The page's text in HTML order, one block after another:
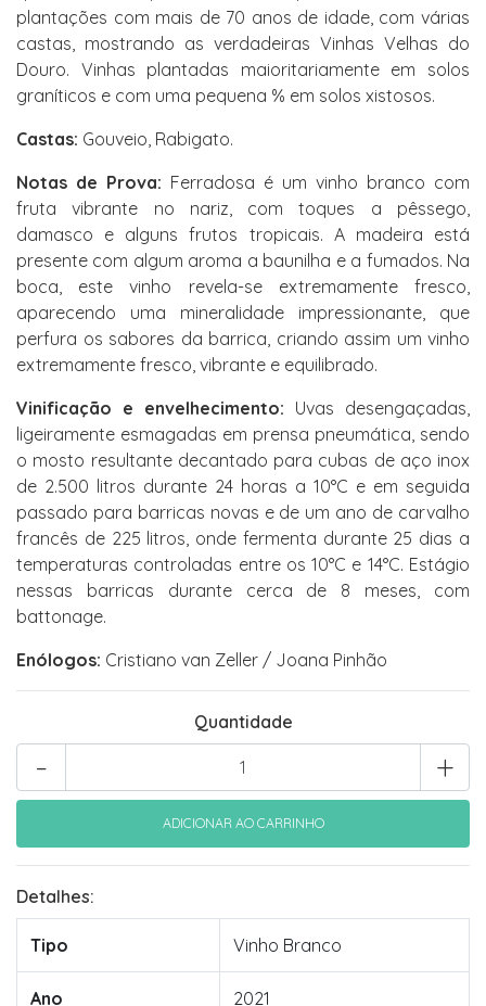
plantações com mais de 70 anos de idade, com várias
castas, mostrando as verdadeiras Vinhas Velhas do
Douro. Vinhas plantadas maioritariamente em solos
graníticos e com uma pequena % em solos xistosos.
Castas: Gouveio, Rabigato.
Notas de Prova: Ferradosa é um vinho branco com
fruta vibrante no nariz, com toques a pêssego,
damasco e alguns frutos tropicais. A madeira está
presente com algum aroma a baunilha e a fumados. Na
boca, este vinho revela-se extremamente fresco,
aparecendo uma mineralidade impressionante, que
perfura os sabores da barrica, criando assim um vinho
extremamente fresco, vibrante e equilibrado.
Vinificação e envelhecimento: Uvas desengaçadas,
ligeiramente esmagadas em prensa pneumática, sendo
o mosto resultante decantado para cubas de aço inox
de 2.500 litros durante 24 horas a 10°C e em seguida
passado para barricas novas e de um ano de carvalho
francês de 225 litros, onde fermenta durante 25 dias a
temperaturas controladas entre os 10°C e 14°C. Estágio
nessas barricas durante cerca de 8 meses, com
battonage.
Enólogos: Cristiano van Zeller / Joana Pinhão
Quantidade
+
-
Detalhes:
Tipo Vinho Branco
Ano 2021